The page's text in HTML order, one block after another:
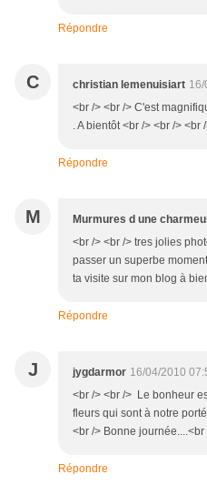
Répondre
C christian lemenuisiart
<br /> <br /> C'est
. A bientôt <br /> <br /> <br
Répondre
M Murmures d une
<br /> <br /> tres jolies
passer un superbe
ta visite sur mon blog à
Répondre
J jygdarmor 16/04/2010
<br /> <br /> Le bonheur
fleurs qui sont à notre
<br /> Bonne journée....<br
Répondre